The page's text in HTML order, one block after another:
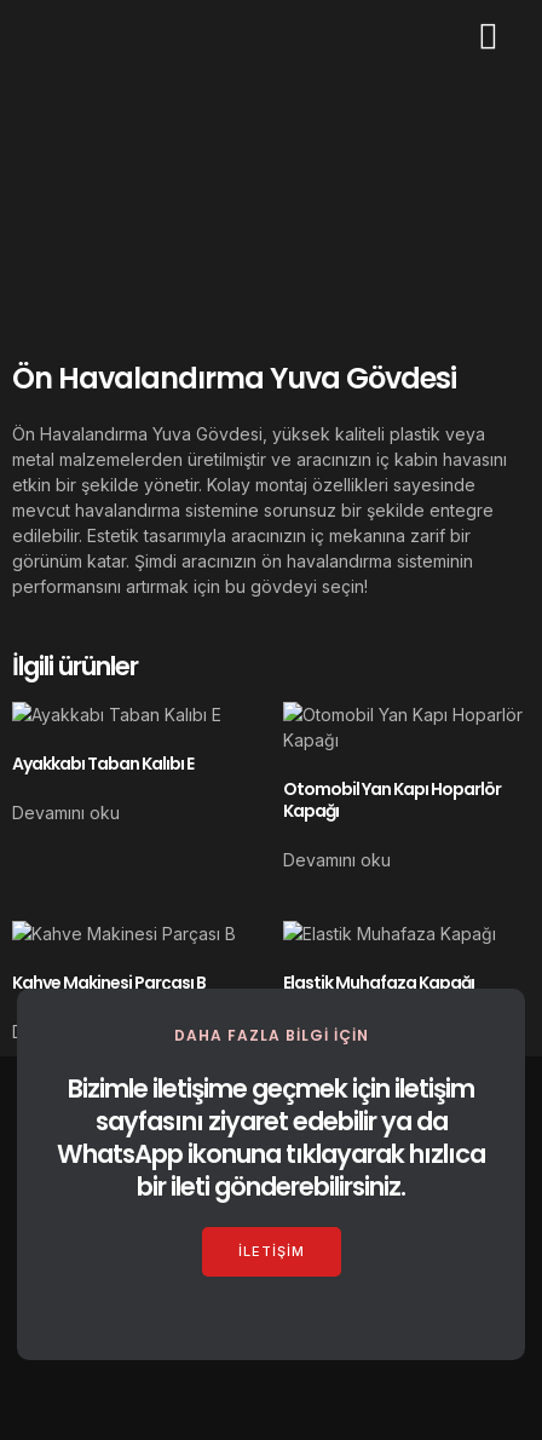
Ön Havalandırma Yuva Gövdesi
Ön Havalandırma Yuva Gövdesi, yüksek kaliteli plastik veya
metal malzemelerden üretilmiştir ve aracınızın iç kabin havasını
etkin bir şekilde yönetir. Kolay montaj özellikleri sayesinde
mevcut havalandırma sistemine sorunsuz bir şekilde entegre
edilebilir. Estetik tasarımıyla aracınızın iç mekanına zarif bir
görünüm katar. Şimdi aracınızın ön havalandırma sisteminin
performansını artırmak için bu gövdeyi seçin!
İlgili ürünler
Ayakkabı Taban Kalıbı E
Devamını oku
Otomobil Yan Kapı Hoparlör
Kapağı
Devamını oku
Kahve Makinesi Parçası B
Devamını oku
Elastik Muhafaza Kapağı
Devamını oku
DAHA FAZLA BILGI IÇIN
Bizimle iletişime geçmek için iletişim
sayfasını ziyaret edebilir ya da
WhatsApp ikonuna tıklayarak hızlıca
bir ileti gönderebilirsiniz.
İLETIŞIM